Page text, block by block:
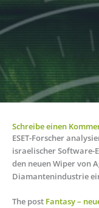
Schreibe einen
ESET-Forscher
israelischer Software-
den neuen Wiper von
Diamantenindustrie
The post Fantasy –